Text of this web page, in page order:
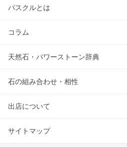
パスクルとは
コラム
天然石・パワーストーン辞典
石の組み合わせ・相性
出店について
サイトマップ